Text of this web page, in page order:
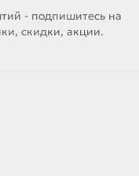
- подпишитесь на
скидки, акции.